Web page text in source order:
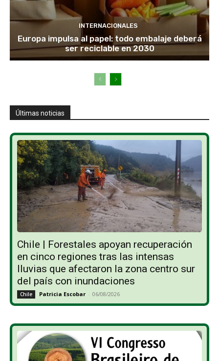
INTERNACIONALES
Europa impulsa al papel: todo embalaje deberá
ser reciclable en 2030
Últimas noticias
Chile | Forestales apoyan recuperación
en cinco regiones tras las intensas
lluvias que afectaron la zona centro sur
del país con inundaciones
Chile Patricia Escobar - 06/08/2026